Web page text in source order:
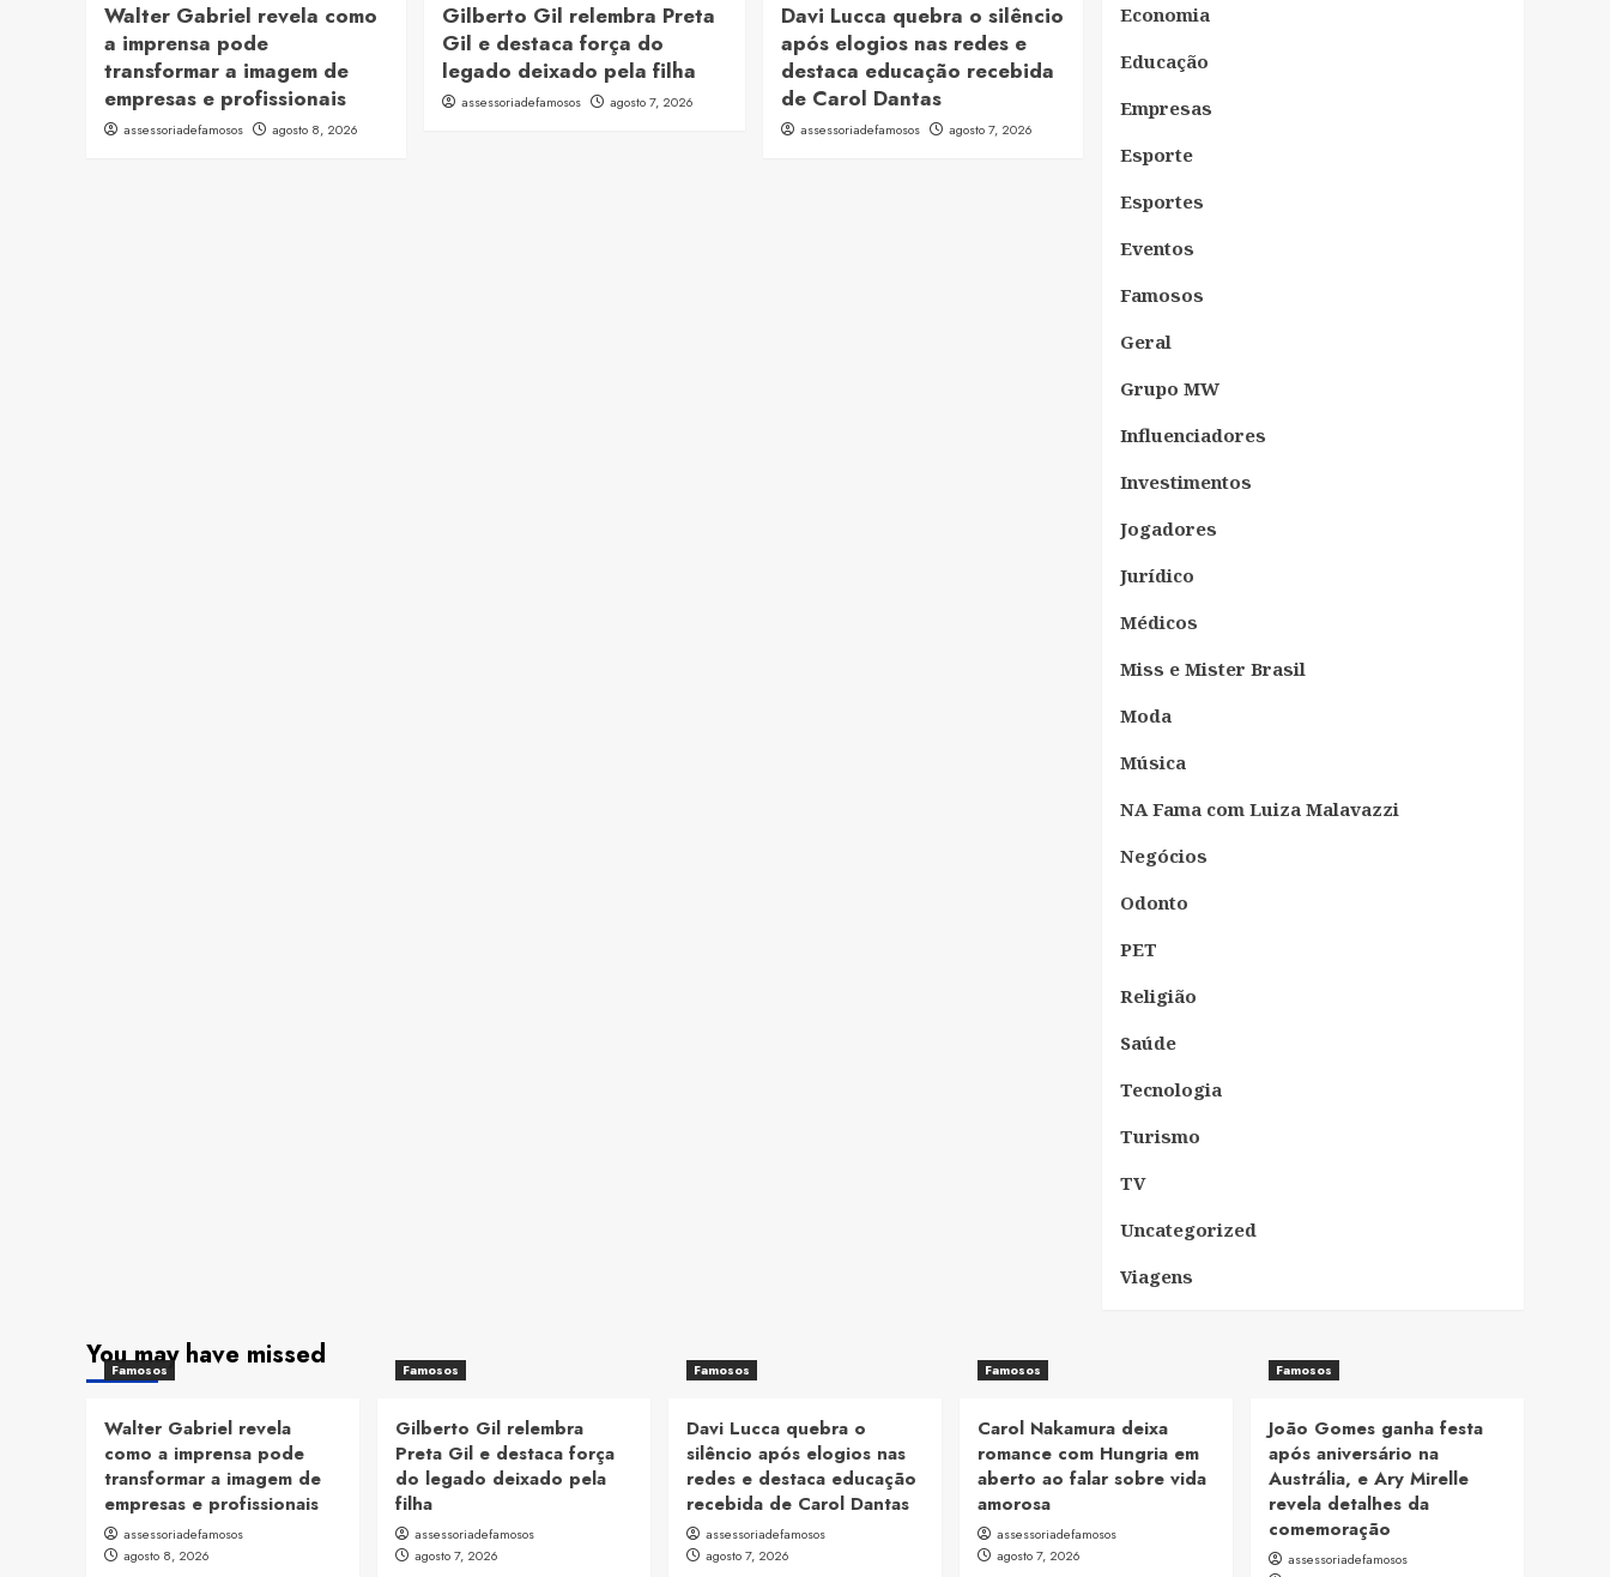
Walter Gabriel revela como
a imprensa pode
transformar a imagem de
empresas e profissionais
assessoriadefamosos agosto 8, 2026
Gilberto Gil relembra Preta
Gil e destaca força do
legado deixado pela filha
assessoriadefamosos agosto 7, 2026
Davi Lucca quebra o silêncio
após elogios nas redes e
destaca educação recebida
de Carol Dantas
assessoriadefamosos agosto 7, 2026
Economia
Educação
Empresas
Esporte
Esportes
Eventos
Famosos
Geral
Grupo MW
Influenciadores
Investimentos
Jogadores
Jurídico
Médicos
Miss e Mister Brasil
Moda
Música
NA Fama com Luiza Malavazzi
Negócios
Odonto
PET
Religião
Saúde
Tecnologia
Turismo
TV
Uncategorized
Viagens
You may have missed
Famosos
Walter Gabriel revela
como a imprensa pode
transformar a imagem de
empresas e profissionais
assessoriadefamosos
agosto 8, 2026
Famosos
Gilberto Gil relembra
Preta Gil e destaca força
do legado deixado pela
filha
assessoriadefamosos
agosto 7, 2026
Famosos
Davi Lucca quebra o
silêncio após elogios nas
redes e destaca educação
recebida de Carol Dantas
assessoriadefamosos
agosto 7, 2026
Famosos
Carol Nakamura deixa
romance com Hungria em
aberto ao falar sobre vida
amorosa
assessoriadefamosos
agosto 7, 2026
Famosos
João Gomes ganha festa
após aniversário na
Austrália, e Ary Mirelle
revela detalhes da
comemoração
assessoriadefamosos